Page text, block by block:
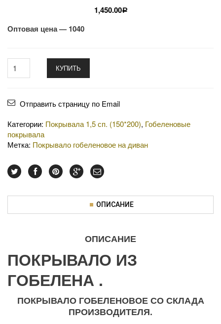
1,450.00Р
Оптовая цена — 1040
КУПИТЬ
Отправить страницу по Email
Категории: Покрывала 1,5 сп. (150*200), Гобеленовые
покрывала
Метка: Покрывало гобеленовое на диван
ОПИСАНИЕ
ОПИСАНИЕ
ПОКРЫВАЛО ИЗ
ГОБЕЛЕНА .
ПОКРЫВАЛО ГОБЕЛЕНОВОЕ СО СКЛАДА
ПРОИЗВОДИТЕЛЯ.